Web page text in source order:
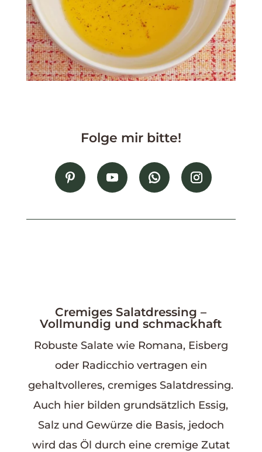
Folge mir bitte!
Cremiges Salatdressing –
Vollmundig und schmackhaft
Robuste Salate wie Romana, Eisberg
oder Radicchio vertragen ein
gehaltvolleres, cremiges Salatdressing.
Auch hier bilden grundsätzlich Essig,
Salz und Gewürze die Basis, jedoch
wird das Öl durch eine cremige Zutat